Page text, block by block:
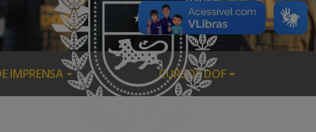
IMPRENSA CURSOS DOF